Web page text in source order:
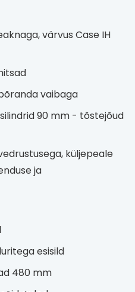
värvus Case IH
vaibaga
90 mm - tõstejõud
küljepeale
ja
esisild
480 mm